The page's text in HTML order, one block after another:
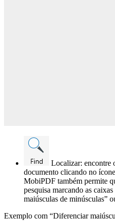
Localizar: encontre
documento clicando no
MobiPDF também permite
pesquisa marcando as
maiúsculas de minúsculas”
Exemplo com “Diferenciar